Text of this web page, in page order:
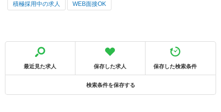
積極採用中の求人 WEB面接OK
最近見た求人 保存した求人 保存した検索条件
検索条件を保存する